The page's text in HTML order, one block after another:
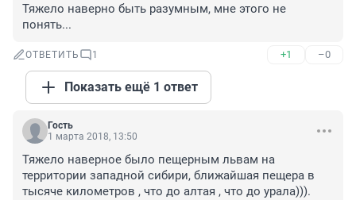
Тяжело наверно быть разумным, мне этого не
понять...
ОТВЕТИТЬ 1 +1 –0
Показать ещё 1 ответ
Гость
1 марта 2018, 13:50
Тяжело наверное было пещерным львам на
территории западной сибири, ближайшая пещера в
тысяче километров , что до алтая , что до урала))).